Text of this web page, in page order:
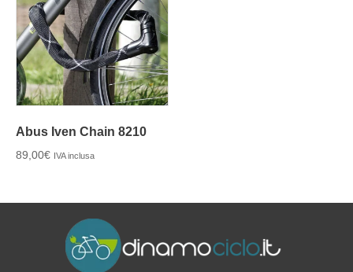
Abus Iven Chain 8210
89,00€ IVA inclusa